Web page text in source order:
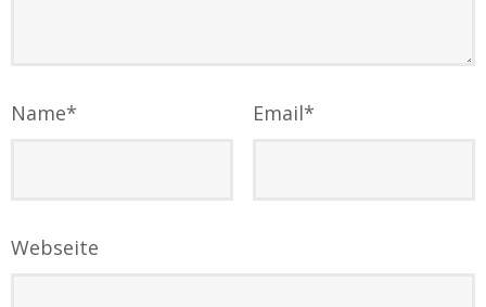
Name* Email*
Webseite